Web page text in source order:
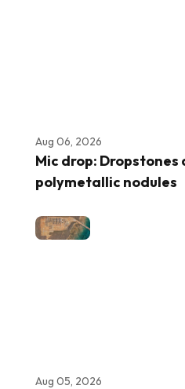
Aug 06, 2026
Mic drop: Dropstones
polymetallic nodules
Aug 05, 2026